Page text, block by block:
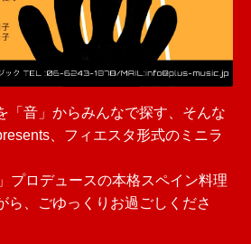
「音」からみんなで探す、そんな
、フィエスタ形式のミニラ
プロデュースの本格スペイン料理
ら、ごゆっくりお過ごしくださ